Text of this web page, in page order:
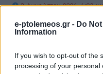
e-ptolemeos.gr - Do
Information
If you wish to opt-out of the
processing of your
8 Αυγούστου 2026, 6:03 μμ